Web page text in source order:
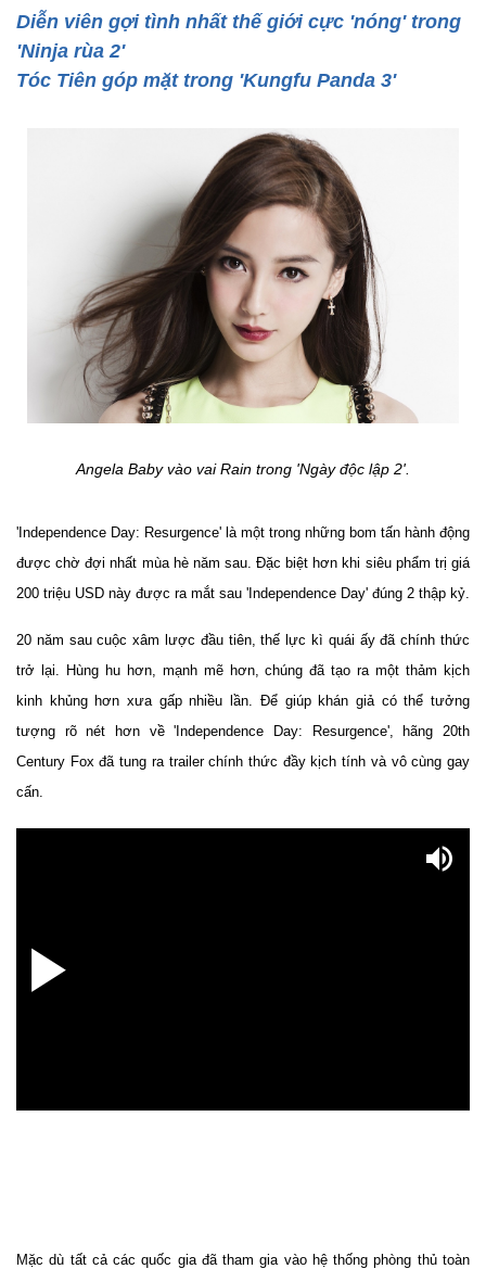
Diễn viên gợi tình nhất thế giới cực 'nóng' trong
'Ninja rùa 2'
Tóc Tiên góp mặt trong 'Kungfu Panda 3'
Angela Baby vào vai Rain trong 'Ngày độc lập 2'.
'Independence Day: Resurgence' là một trong những bom tấn hành động
được chờ đợi nhất mùa hè năm sau. Đặc biệt hơn khi siêu phẩm trị giá
200 triệu USD này được ra mắt sau 'Independence Day' đúng 2 thập kỷ.
20 năm sau cuộc xâm lược đầu tiên, thế lực kì quái ấy đã chính thức
trở lại. Hùng hu hơn, mạnh mẽ hơn, chúng đã tạo ra một thảm kịch
kinh khủng hơn xưa gấp nhiều lần. Để giúp khán giả có thể tưởng
tượng rõ nét hơn về 'Independence Day: Resurgence', hãng 20th
Century Fox đã tung ra trailer chính thức đầy kịch tính và vô cùng gay
cấn.
Mặc dù tất cả các quốc gia đã tham gia vào hệ thống phòng thủ toàn